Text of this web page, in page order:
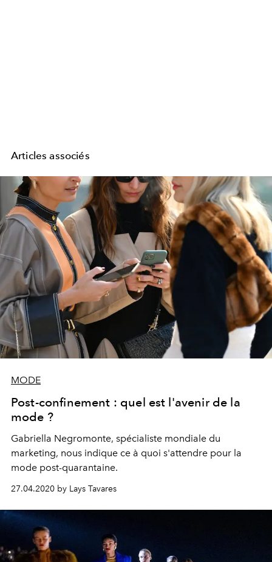
Articles associés
MODE
Post-confinement : quel est l'avenir de la
mode ?
Gabriella Negromonte, spécialiste mondiale du
marketing, nous indique ce à quoi s'attendre pour la
mode post-quarantaine.
27.04.2020 by Lays Tavares